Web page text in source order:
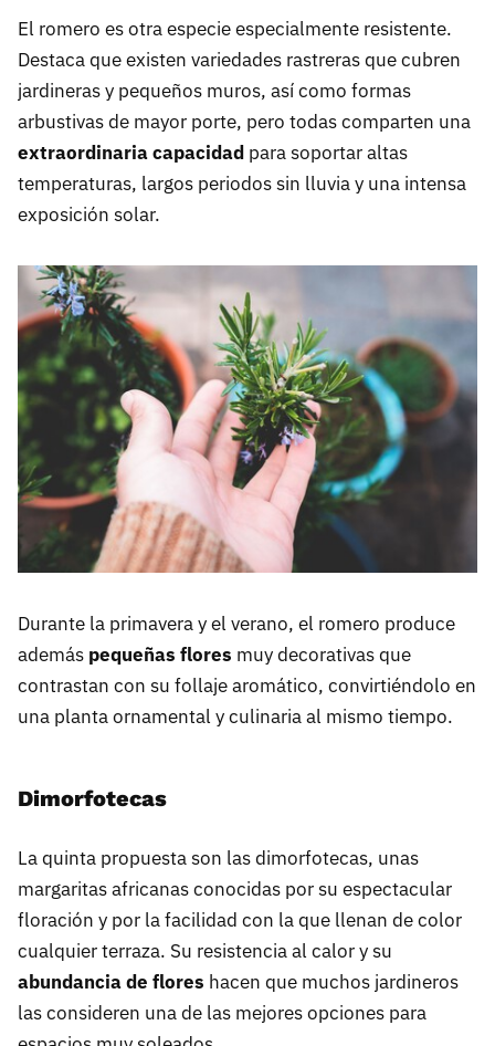
El romero es otra especie especialmente resistente.
Destaca que existen variedades rastreras que cubren
jardineras y pequeños muros, así como formas
arbustivas de mayor porte, pero todas comparten una
extraordinaria capacidad para soportar altas
temperaturas, largos periodos sin lluvia y una intensa
exposición solar.
Durante la primavera y el verano, el romero produce
además pequeñas flores muy decorativas que
contrastan con su follaje aromático, convirtiéndolo en
una planta ornamental y culinaria al mismo tiempo.
Dimorfotecas
La quinta propuesta son las dimorfotecas, unas
margaritas africanas conocidas por su espectacular
floración y por la facilidad con la que llenan de color
cualquier terraza. Su resistencia al calor y su
abundancia de flores hacen que muchos jardineros
las consideren una de las mejores opciones para